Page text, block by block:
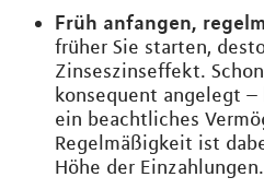
Früh anfangen,
früher Sie starten,
Zinseszinseffekt.
konsequent angelegt
ein beachtliches
Regelmäßigkeit ist
Höhe der Einzahlungen.